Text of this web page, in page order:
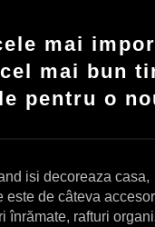
mai
mai bun
pentru o
isi decoreaza
de câteva
rafturi